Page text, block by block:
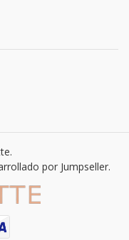
por Jumpseller.